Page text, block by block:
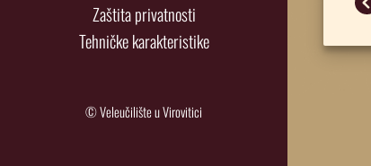
Zaštita privatnosti
Tehničke karakteristike
© Veleučilište u Virovitici